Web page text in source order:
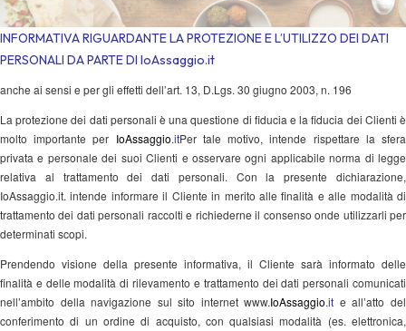
INFORMATIVA RIGUARDANTE LA PROTEZIONE E L’UTILIZZO DEI DATI
PERSONALI DA PARTE DI IoAssaggio.it
anche ai sensi e per gli effetti dell’art. 13, D.Lgs. 30 giugno 2003, n. 196
La protezione dei dati personali è una questione di fiducia e la fiducia dei Clienti è
molto importante per IoAssaggio.itPer tale motivo, intende rispettare la sfera
privata e personale dei suoi Clienti e osservare ogni applicabile norma di legge
relativa al trattamento dei dati personali. Con la presente dichiarazione,
IoAssaggio.it. intende informare il Cliente in merito alle finalità e alle modalità di
trattamento dei dati personali raccolti e richiederne il consenso onde utilizzarli per
determinati scopi.
Prendendo visione della presente informativa, il Cliente sarà informato delle
finalità e delle modalità di rilevamento e trattamento dei dati personali comunicati
nell’ambito della navigazione sul sito internet www.IoAssaggio.it e all’atto del
conferimento di un ordine di acquisto, con qualsiasi modalità (es. elettronica,